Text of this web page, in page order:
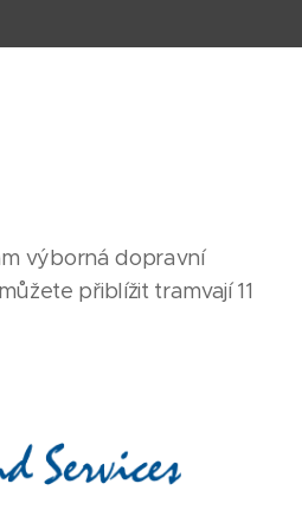
výborná dopravní
přiblížit tramvají 11